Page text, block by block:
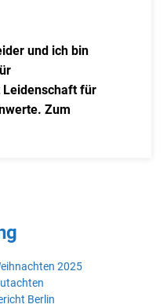
und ich bin
für
Zum
2025
Berlin